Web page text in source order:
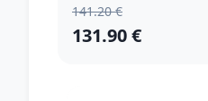
141.20 €
131.90 €